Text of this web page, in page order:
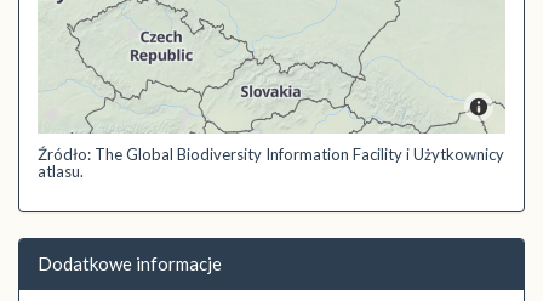
Źródło: The Global Biodiversity Information Facility i Użytkownicy
atlasu.
Dodatkowe informacje